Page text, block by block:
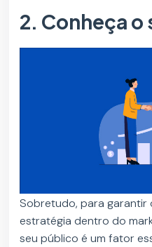
2. Conheça
Sobretudo, para garantir
estratégia dentro do
seu público é um fator